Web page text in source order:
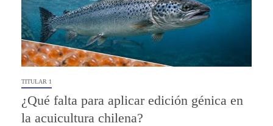
TITULAR 1
¿Qué falta para aplicar edición génica en
la acuicultura chilena?